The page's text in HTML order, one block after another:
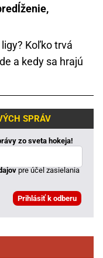
Koľko trvá
a kedy sa hrajú
SPRÁV
zo sveta hokeja!
pre účel zasielania